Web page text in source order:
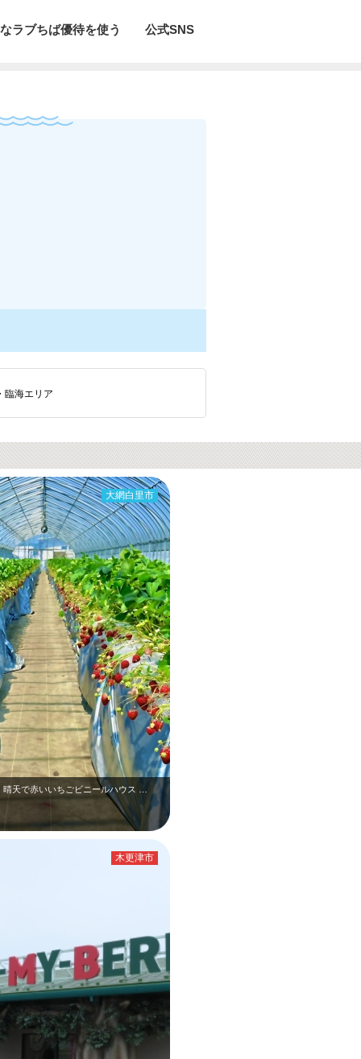
ラブちば優待を使う 公式SNS
臨海エリア
天で赤いいちごビニールハウス …
大網白里市
木更津市